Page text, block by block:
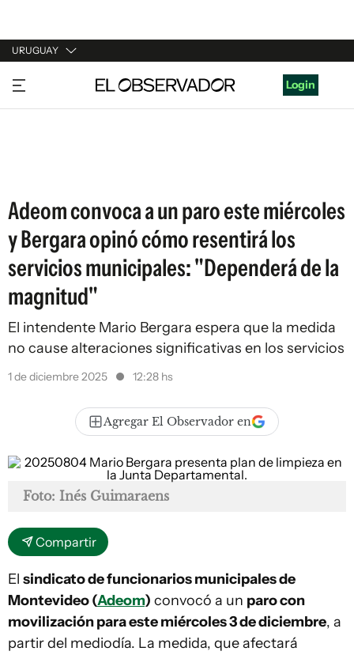
URUGUAY
URUGUAY
ARGENTINA
Login
Adeom convoca a un paro este miércoles
y Bergara opinó cómo resentirá los
servicios municipales: "Dependerá de la
magnitud"
El intendente Mario Bergara espera que la medida
no cause alteraciones significativas en los servicios
1 de diciembre 2025 12:28 hs
Agregar El Observador en
Foto: Inés Guimaraens
Compartir
El sindicato de funcionarios municipales de
Montevideo (Adeom) convocó a un paro con
movilización para este miércoles 3 de diciembre, a
partir del mediodía. La medida, que afectará